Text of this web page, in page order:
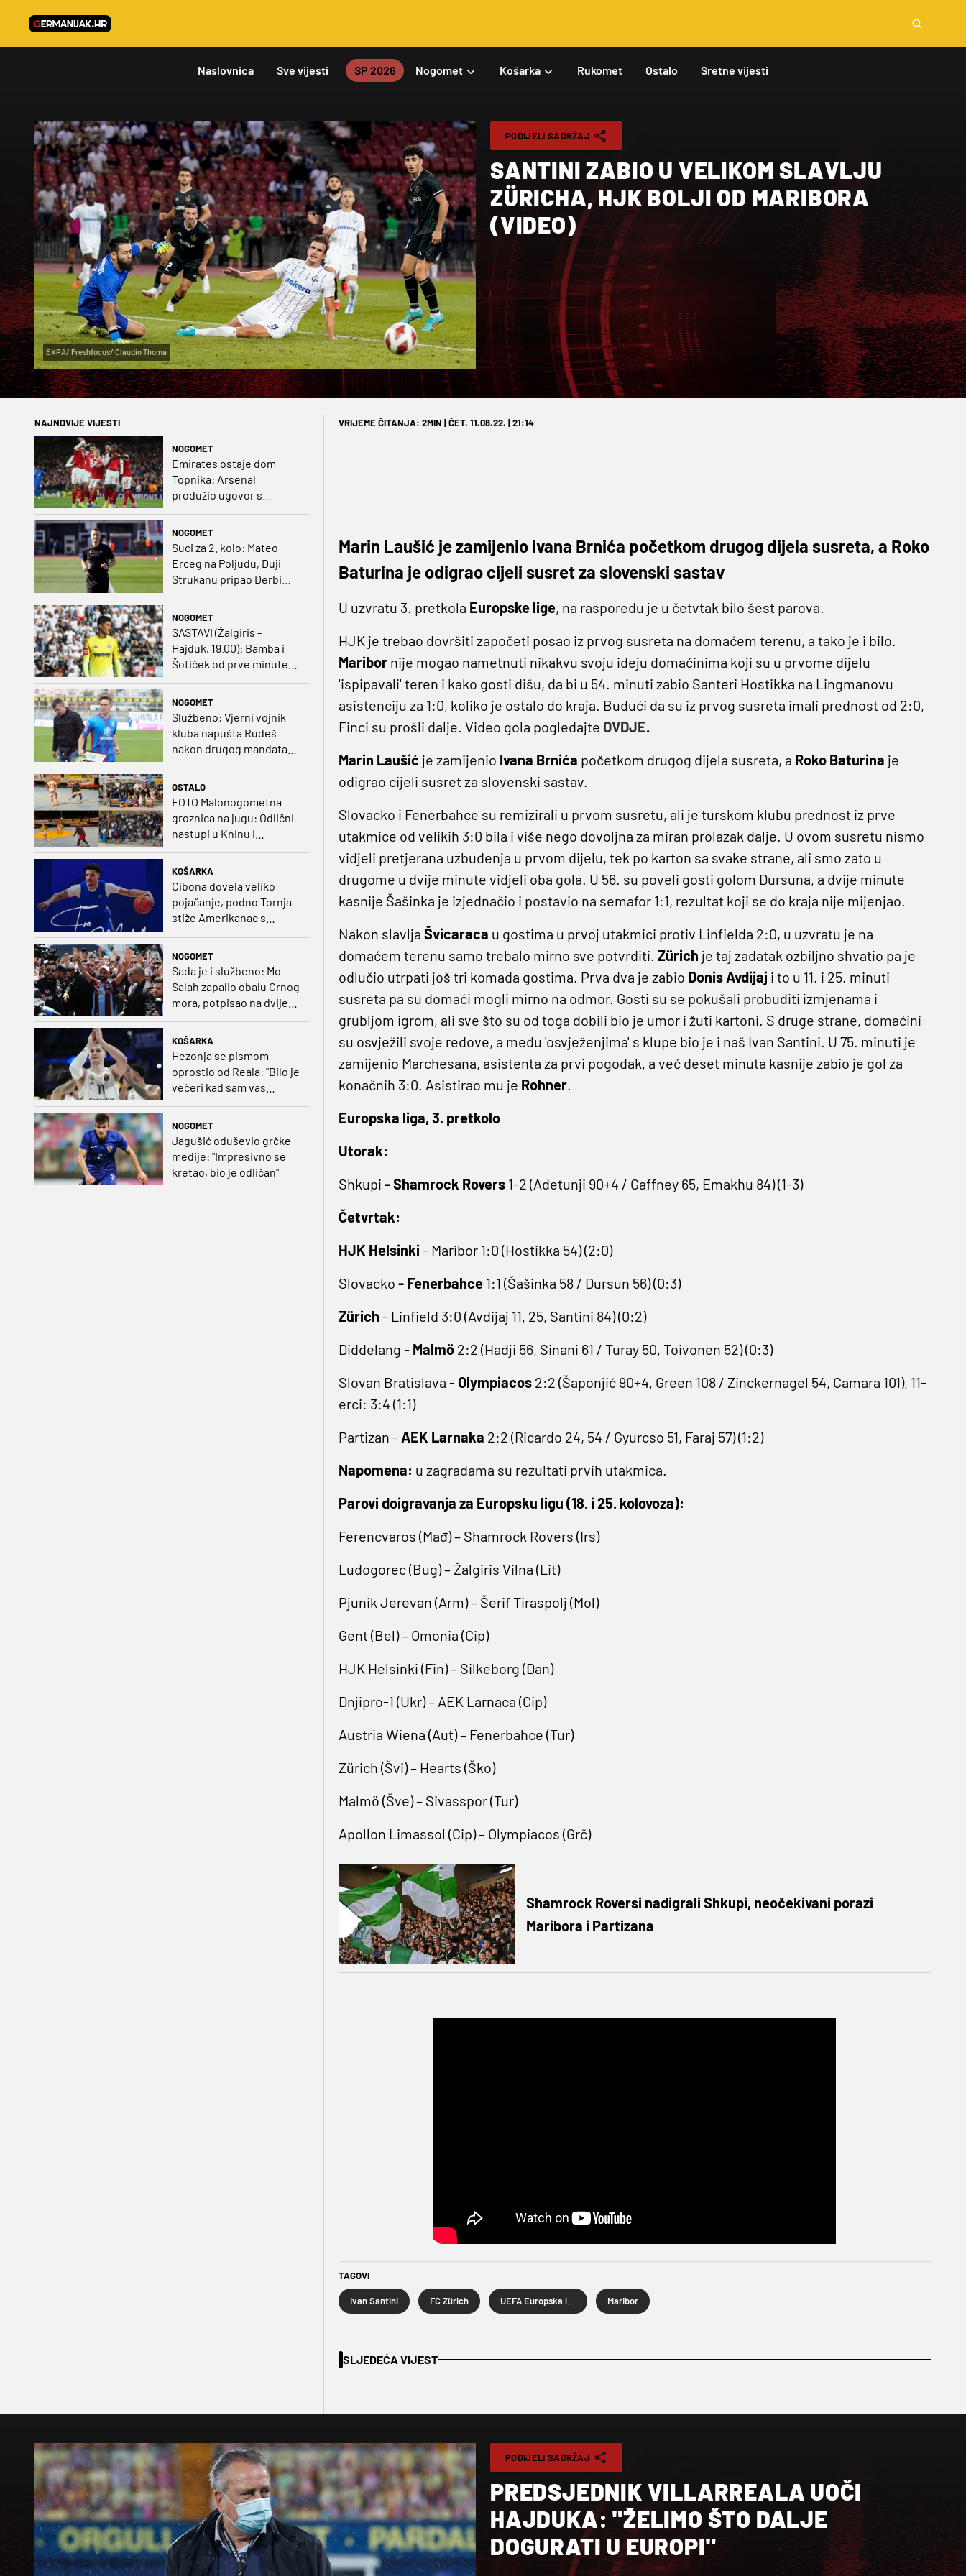
Naslovnica Sve vijesti SP 2026 Nogomet Košarka Rukomet Ostalo Sretne vijesti
EXPA/ Freshfocus/ Claudio Thoma
PODIJELI SADRŽAJ
SANTINI ZABIO U VELIKOM SLAVLJU
ZÜRICHA, HJK BOLJI OD MARIBORA
(VIDEO)
NAJNOVIJE VIJESTI
NOGOMET
Emirates ostaje dom
Topnika: Arsenal
produžio ugovor s
NOGOMET
Suci za 2. kolo: Mateo
Erceg na Poljudu, Duji
Strukanu pripao Derbi
NOGOMET
SASTAVI (Žalgiris -
Hajduk, 19.00): Bamba i
Šotiček od prve minute,
Siliću kapetanska traka
NOGOMET
Službeno: Vjerni vojnik
kluba napušta Rudeš
nakon drugog mandata
na zapadu Zagreba
OSTALO
FOTO Malonogometna
groznica na jugu: Odlični
nastupi u Kninu i
vrijednim nagradama
KOŠARKA
Cibona dovela veliko
pojačanje, podno Tornja
stiže Amerikanac s
NOGOMET
Sada je i službeno: Mo
Salah zapalio obalu Crnog
mora, potpisao na dvije
godine
KOŠARKA
Hezonja se pismom
oprostio od Reala: "Bilo je
večeri kad sam vas
NOGOMET
Jagušić oduševio grčke
medije: "Impresivno se
kretao, bio je odličan"
VRIJEME ČITANJA: 2MIN | ČET. 11.08.22. | 21:14
Marin Laušić je zamijenio Ivana Brnića početkom drugog dijela susreta, a Roko
Baturina je odigrao cijeli susret za slovenski sastav
U uzvratu 3. pretkola Europske lige, na rasporedu je u četvtak bilo šest parova.
HJK je trebao dovršiti započeti posao iz prvog susreta na domaćem terenu, a tako je i bilo.
Maribor nije mogao nametnuti nikakvu svoju ideju domaćinima koji su u prvome dijelu
'ispipavali' teren i kako gosti dišu, da bi u 54. minuti zabio Santeri Hostikka na Lingmanovu
asistenciju za 1:0, koliko je ostalo do kraja. Budući da su iz prvog susreta imali prednost od 2:0,
Finci su prošli dalje. Video gola pogledajte OVDJE.
Marin Laušić je zamijenio Ivana Brnića početkom drugog dijela susreta, a Roko Baturina je
odigrao cijeli susret za slovenski sastav.
Slovacko i Fenerbahce su remizirali u prvom susretu, ali je turskom klubu prednost iz prve
utakmice od velikih 3:0 bila i više nego dovoljna za miran prolazak dalje. U ovom susretu nismo
vidjeli pretjerana uzbuđenja u prvom dijelu, tek po karton sa svake strane, ali smo zato u
drugome u dvije minute vidjeli oba gola. U 56. su poveli gosti golom Dursuna, a dvije minute
kasnije Šašinka je izjednačio i postavio na semafor 1:1, rezultat koji se do kraja nije mijenjao.
Nakon slavlja Švicaraca u gostima u prvoj utakmici protiv Linfielda 2:0, u uzvratu je na
domaćem terenu samo trebalo mirno sve potvrditi. Zürich je taj zadatak ozbiljno shvatio pa je
odlučio utrpati još tri komada gostima. Prva dva je zabio Donis Avdijaj i to u 11. i 25. minuti
susreta pa su domaći mogli mirno na odmor. Gosti su se pokušali probuditi izmjenama i
grubljom igrom, ali sve što su od toga dobili bio je umor i žuti kartoni. S druge strane, domaćini
su osvježili svoje redove, a među 'osvježenjima' s klupe bio je i naš Ivan Santini. U 75. minuti je
zamijenio Marchesana, asistenta za prvi pogodak, a već deset minuta kasnije zabio je gol za
konačnih 3:0. Asistirao mu je Rohner.
Europska liga, 3. pretkolo
Utorak:
Shkupi - Shamrock Rovers1-2 (Adetunji 90+4 / Gaffney 65, Emakhu 84) (1-3)
Četvrtak:
HJK Helsinki - Maribor 1:0 (Hostikka 54) (2:0)
Slovacko - Fenerbahce1:1 (Šašinka 58 / Dursun 56) (0:3)
Zürich - Linfield 3:0 (Avdijaj 11, 25, Santini 84) (0:2)
Diddelang - Malmö2:2 (Hadji 56, Sinani 61 / Turay 50, Toivonen 52) (0:3)
Slovan Bratislava - Olympiacos2:2 (Šaponjić 90+4, Green 108 / Zinckernagel 54, Camara 101), 11-
erci: 3:4 (1:1)
Partizan - AEK Larnaka 2:2 (Ricardo 24, 54 / Gyurcso 51, Faraj 57) (1:2)
Napomena: u zagradama su rezultati prvih utakmica.
Parovi doigravanja za Europsku ligu (18. i 25. kolovoza):
Ferencvaros (Mađ) – Shamrock Rovers (Irs)
Ludogorec (Bug) – Žalgiris Vilna (Lit)
Pjunik Jerevan (Arm) – Šerif Tiraspolj (Mol)
Gent (Bel) – Omonia (Cip)
HJK Helsinki (Fin) – Silkeborg (Dan)
Dnjipro-1 (Ukr) – AEK Larnaca (Cip)
Austria Wiena (Aut) – Fenerbahce (Tur)
Zürich (Švi) – Hearts (Ško)
Malmö (Šve) – Sivasspor (Tur)
Apollon Limassol (Cip) – Olympiacos (Grč)
Shamrock Roversi nadigrali Shkupi, neočekivani porazi
Maribora i Partizana
TAGOVI
Ivan Santini FC Zürich UEFA Europska liga Maribor
SLJEDEĆA VIJEST
PODIJELI SADRŽAJ
PREDSJEDNIK VILLARREALA UOČI
HAJDUKA: "ŽELIMO ŠTO DALJE
DOGURATI U EUROPI"